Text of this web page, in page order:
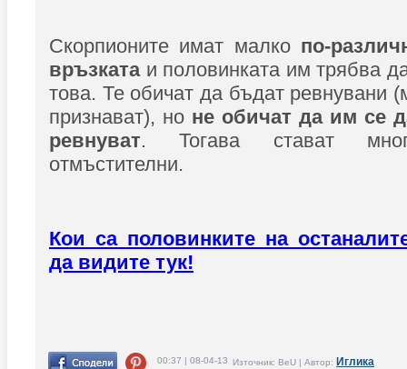
Скорпионите имат малко по-
връзкатаи половинката им трябва
това. Те обичат да бъдат ревнувани
признават), но не обичат да им се
ревнуват. Тогава стават
отмъстителни.
Кои са половинките на
да видите тук!
00:37 | 08-04-13 Източник: BeU | Автор: Иглика